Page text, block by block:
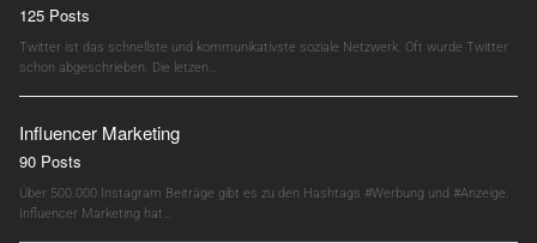
125 Posts
Twitter ist das schnellste und kommunikativste soziale Netzwerk. Oft wurde Twitter
schon abgeschrieben. Die letzen…
Influencer Marketing
90 Posts
Über 500.000 Instagram Beiträge gibt es zu den Hashtags #Werbung und #Anzeige.
Influencer Marketing hat…